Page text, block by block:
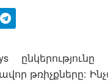
թռիչքները: